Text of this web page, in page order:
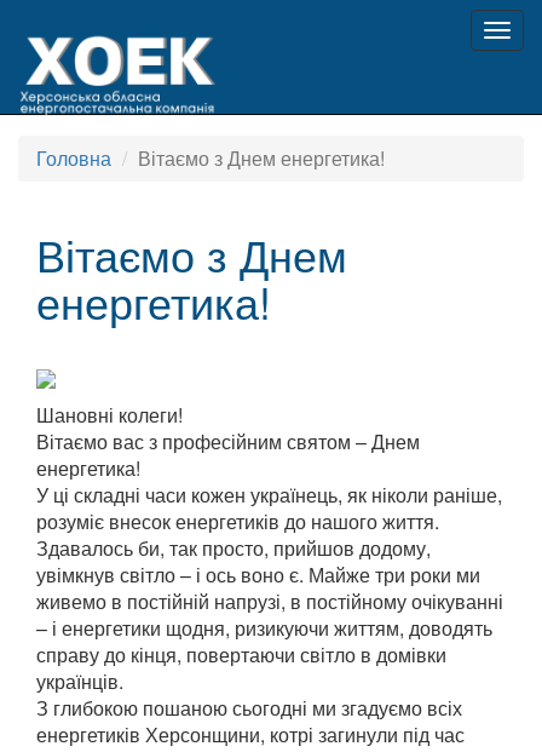
Головна Вітаємо з Днем енергетика!
Вітаємо з Днем
енергетика!
Шановні колеги!
Вітаємо вас з професійним святом – Днем
енергетика!
У ці складні часи кожен українець, як ніколи раніше,
розуміє внесок енергетиків до нашого життя.
Здавалось би, так просто, прийшов додому,
увімкнув світло – і ось воно є. Майже три роки ми
живемо в постійній напрузі, в постійному очікуванні
– і енергетики щодня, ризикуючи життям, доводять
справу до кінця, повертаючи світло в домівки
українців.
З глибокою пошаною сьогодні ми згадуємо всіх
енергетиків Херсонщини, котрі загинули під час